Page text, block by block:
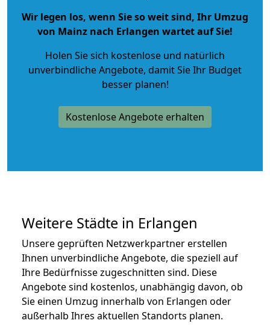
Wir legen los, wenn Sie so weit sind, Ihr Umzug
von Mainz nach Erlangen wartet auf Sie!
Holen Sie sich kostenlose und natürlich
unverbindliche Angebote, damit Sie Ihr Budget
besser planen!
Kostenlose Angebote erhalten
Weitere Städte in Erlangen
Unsere geprüften Netzwerkpartner erstellen
Ihnen unverbindliche Angebote, die speziell auf
Ihre Bedürfnisse zugeschnitten sind. Diese
Angebote sind kostenlos, unabhängig davon, ob
Sie einen Umzug innerhalb von Erlangen oder
außerhalb Ihres aktuellen Standorts planen.